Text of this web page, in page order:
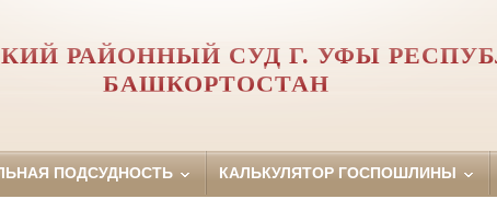
РАЙОННЫЙ СУД Г. УФЫ
БАШКОРТОСТАН
ПОДСУДНОСТЬ КАЛЬКУЛЯТОР ГОСПОШЛИНЫ